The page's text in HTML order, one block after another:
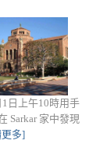
日上午10時用手
Sarkar 家中發現
多]